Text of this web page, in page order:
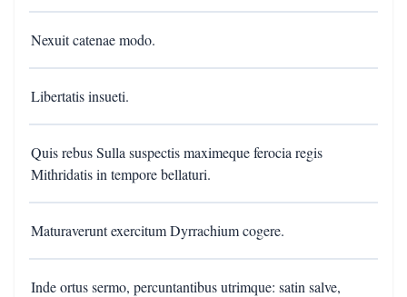
Nexuit catenae modo.
Libertatis insueti.
Quis rebus Sulla suspectis maximeque ferocia regis
Mithridatis in tempore bellaturi.
Maturaverunt exercitum Dyrrachium cogere.
Inde ortus sermo, percuntantibus utrimque: satin salve,